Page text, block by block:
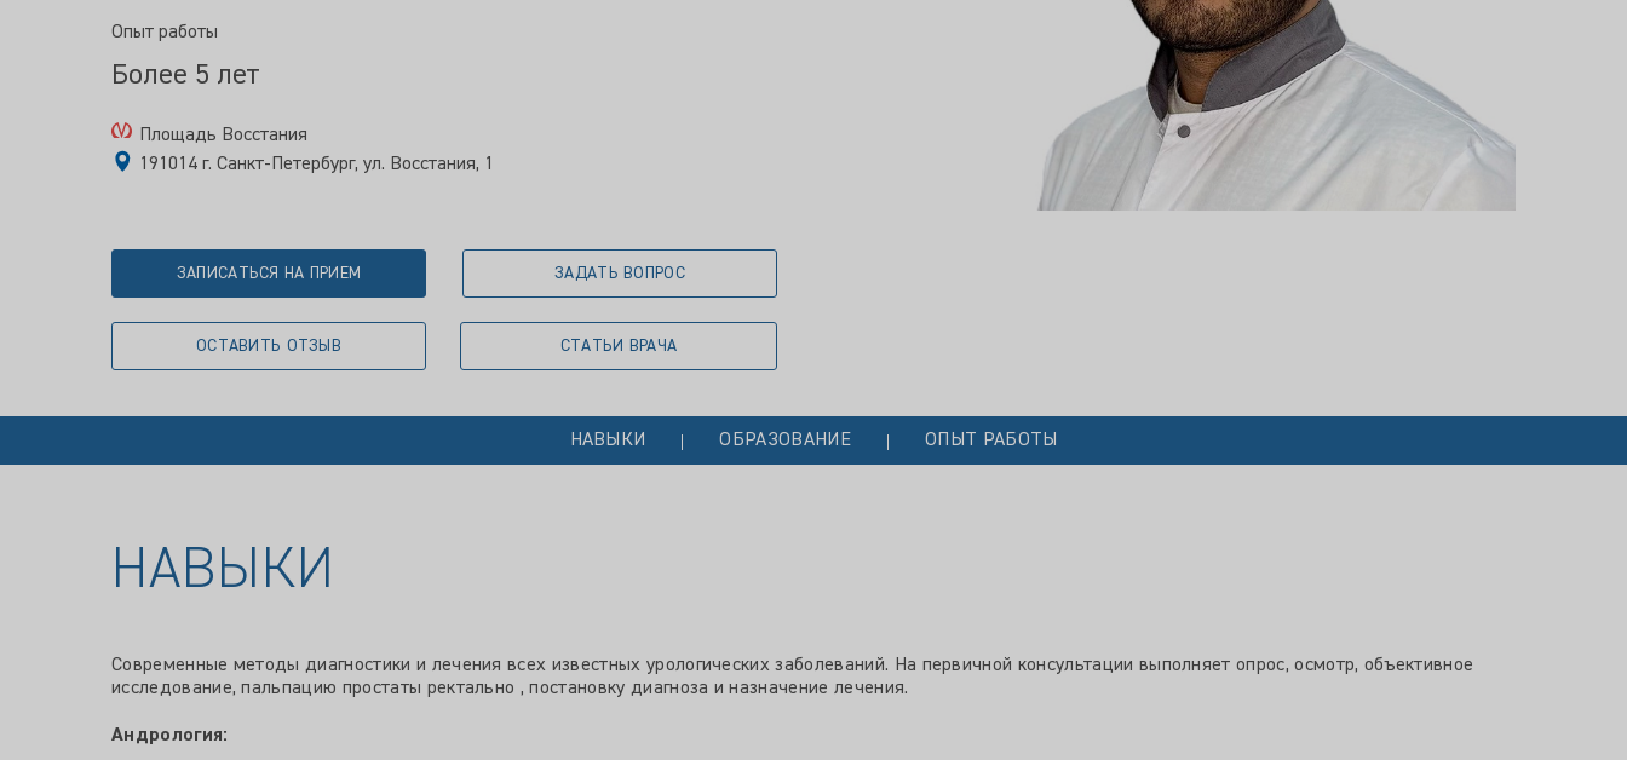
Опыт работы
Более 5 лет
Площадь Восстания
191014 г. Санкт-Петербург, ул. Восстания, 1
ЗАПИСАТЬСЯ НА ПРИЕМ ЗАДАТЬ ВОПРОС
ОСТАВИТЬ ОТЗЫВ СТАТЬИ ВРАЧА
НАВЫКИ ОБРАЗОВАНИЕ ОПЫТ РАБОТЫ
НАВЫКИ
Современные методы диагностики и лечения всех известных урологических заболеваний. На первичной консультации выполняет опрос, осмотр, объективное
исследование, пальпацию простаты ректально , постановку диагноза и назначение лечения.
Андрология: